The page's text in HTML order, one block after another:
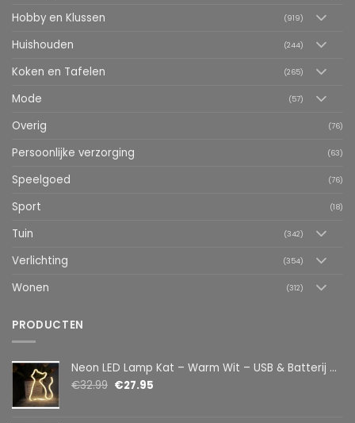
Hobby en Klussen (919)
Huishouden (244)
Koken en Tafelen (265)
Mode (57)
Overig (76)
Persoonlijke verzorging (63)
Speelgoed (76)
Sport (18)
Tuin (342)
Verlichting (354)
Wonen (312)
PRODUCTEN
Neon LED Lamp Kat – Warm Wit – USB & Batterij – Decoratieve Tafellamp voor Kinderkamer – 28,5 x 24,5 cm
€32.99 €27.95